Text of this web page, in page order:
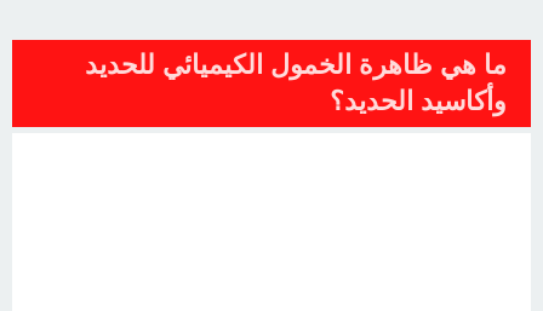
ما هي ظاهرة الخمول الكيميائي للحديد
وأكاسيد الحديد؟